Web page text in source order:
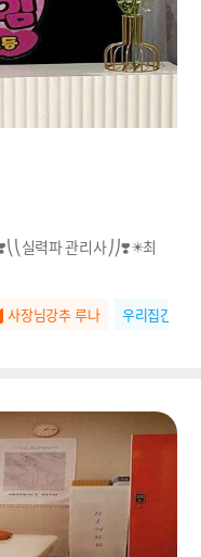
실력파 관리사⎠⎠❣️✴️최
사장님강추 루나 우리집간판